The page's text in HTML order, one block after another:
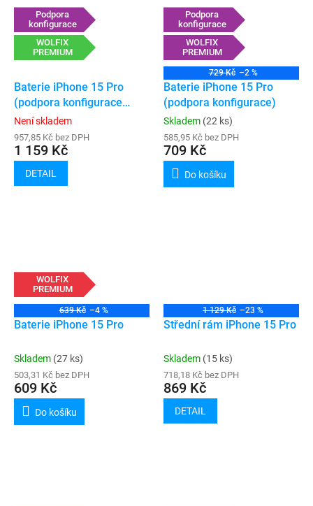
Podpora
konfigurace
WOLFIX
PREMIUM
Baterie iPhone 15 Pro
(podpora konfigurace
„genuine“)
Není skladem
957,85 Kč bez DPH
1 159 Kč
DETAIL
Podpora
konfigurace
WOLFIX
PREMIUM
729 Kč –2 %
Baterie iPhone 15 Pro
(podpora konfigurace)
Skladem (22 ks)
585,95 Kč bez DPH
709 Kč
Do košíku
WOLFIX
PREMIUM
639 Kč –4 %
Baterie iPhone 15 Pro
Skladem (27 ks)
503,31 Kč bez DPH
609 Kč
Do košíku
1 129 Kč –23 %
Střední rám iPhone 15 Pro
Skladem (15 ks)
718,18 Kč bez DPH
869 Kč
DETAIL